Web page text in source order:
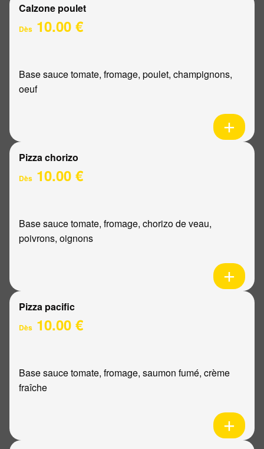
Calzone poulet
Dès 10.00 €
Base sauce tomate, fromage, poulet, champignons,
oeuf
Pizza chorizo
Dès 10.00 €
Base sauce tomate, fromage, chorizo de veau,
poivrons, oignons
Pizza pacific
Dès 10.00 €
Base sauce tomate, fromage, saumon fumé, crème
fraîche